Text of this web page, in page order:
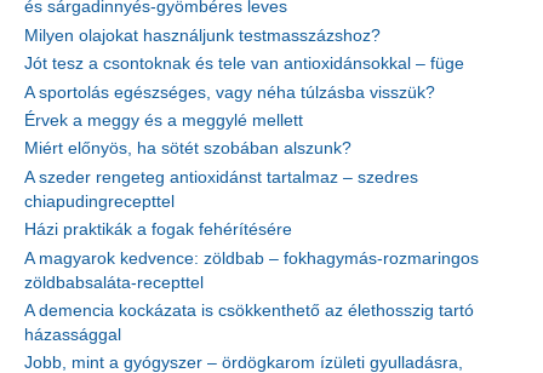
és sárgadinnyés-gyömbéres leves
Milyen olajokat használjunk testmasszázshoz?
Jót tesz a csontoknak és tele van antioxidánsokkal – füge
A sportolás egészséges, vagy néha túlzásba visszük?
Érvek a meggy és a meggylé mellett
Miért előnyös, ha sötét szobában alszunk?
A szeder rengeteg antioxidánst tartalmaz – szedres
chiapudingrecepttel
Házi praktikák a fogak fehérítésére
A magyarok kedvence: zöldbab – fokhagymás-rozmaringos
zöldbabsaláta-recepttel
A demencia kockázata is csökkenthető az élethosszig tartó
házassággal
Jobb, mint a gyógyszer – ördögkarom ízületi gyulladásra,